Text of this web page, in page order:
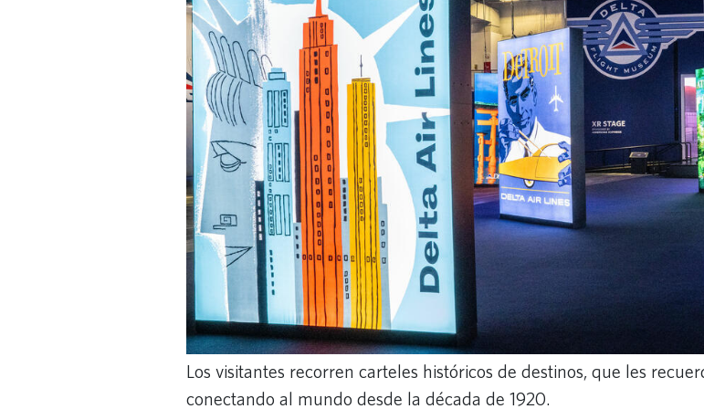
Los visitantes recorren carteles históricos de destinos, que les
conectando al mundo desde la década de 1920.